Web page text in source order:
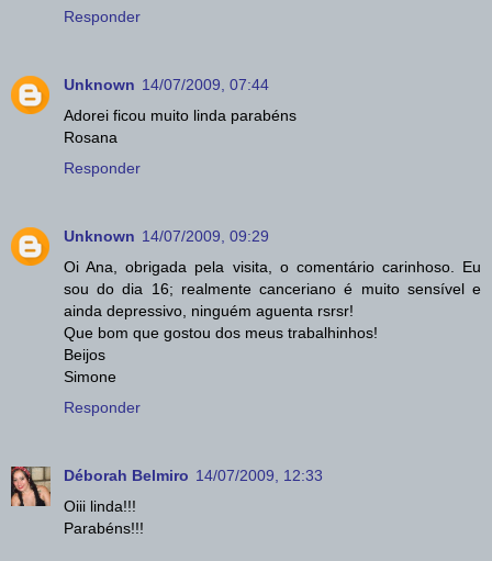
Responder
Unknown 14/07/2009, 07:44
Adorei ficou muito linda parabéns
Rosana
Responder
Unknown 14/07/2009, 09:29
Oi Ana, obrigada pela visita, o comentário carinhoso. Eu
sou do dia 16; realmente canceriano é muito sensível e
ainda depressivo, ninguém aguenta rsrsr!
Que bom que gostou dos meus trabalhinhos!
Beijos
Simone
Responder
Déborah Belmiro 14/07/2009, 12:33
Oiii linda!!!
Parabéns!!!